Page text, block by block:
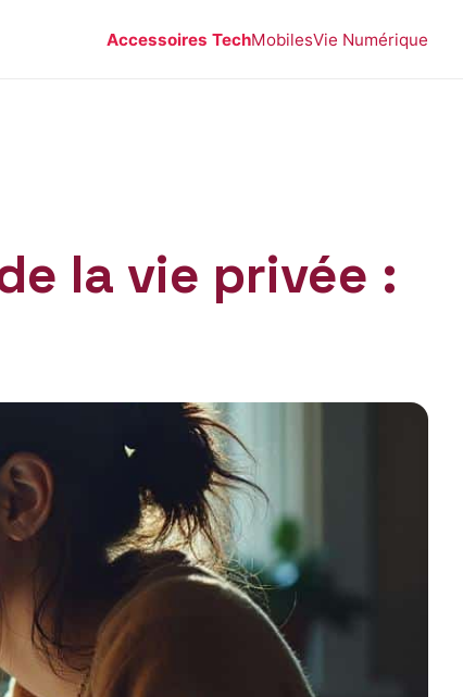
Accessoires TechMobilesVie Numérique
la vie privée :